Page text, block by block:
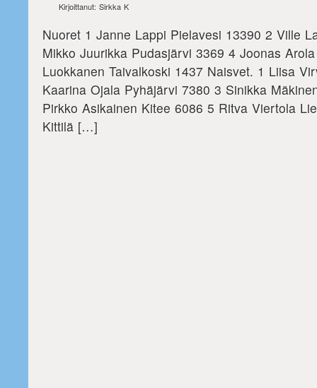
Kirjoittanut: Sirkka K
Nuoret 1 Janne Lappi Pielavesi 13390 2 Ville
Mikko Juurikka Pudasjärvi 3369 4 Joonas
Luokkanen Taivalkoski 1437 Naisvet. 1 Liisa
Kaarina Ojala Pyhäjärvi 7380 3 Sinikka
Pirkko Asikainen Kitee 6086 5 Ritva Viertola
Kittilä […]